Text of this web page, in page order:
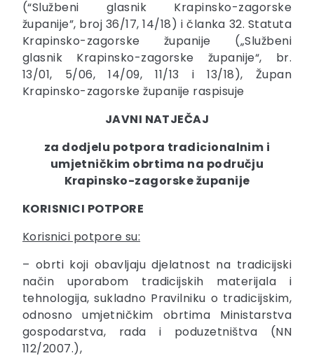
(“Službeni glasnik Krapinsko-zagorske
županije”, broj 36/17, 14/18) i članka 32. Statuta
Krapinsko-zagorske županije („Službeni
glasnik Krapinsko-zagorske županije“, br.
13/01, 5/06, 14/09, 11/13 i 13/18), Župan
Krapinsko-zagorske županije raspisuje
JAVNI NATJEČAJ
za dodjelu potpora tradicionalnim i
umjetničkim obrtima na području
Krapinsko-zagorske županije
KORISNICI POTPORE
Korisnici potpore su:
– obrti koji obavljaju djelatnost na tradicijski
način uporabom tradicijskih materijala i
tehnologija, sukladno Pravilniku o tradicijskim,
odnosno umjetničkim obrtima Ministarstva
gospodarstva, rada i poduzetništva (NN
112/2007.),